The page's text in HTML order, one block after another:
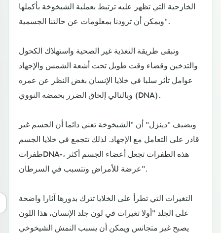
الخارجية التي تظهر عليه ترتبط بعملية الشيخوخة بأكملها
ويمكن أن تزودنا بمعلومات عن حالتنا الجسمية".
وتبقى طريقة التغذية غير الصحية واستهلاك الكحول
والتدخين وقضاء وقت طويل تحت أشعة الشمس والإجهاد
عوامل تأثر سلبا في خلايا الإنسان بغض النظر عن عمره
وبالتالي إلحاق الضرر بحمضه النووي (DNA).
ويضيف "دينزل" أن "الشيخوخة تعني دائما أن الجسم غير
قادر على التعامل مع الإجهاد. لذلك تتجمع في خلايا الجسم
طفراتDNA-، هذه الطفرات تجعل أعضاء الجسم أكثر
عرضة للأمراض وتتسبب في السرطان".
التغيرات التي تطرأ على الخلايا تترك بدورها آثارا واضحة
على الجلد "أولا تغيرات في لون جلد الإنسان، هذا اللون
يصبح غير متجانس ويمكن أن يسبب النمش الشيخوخي